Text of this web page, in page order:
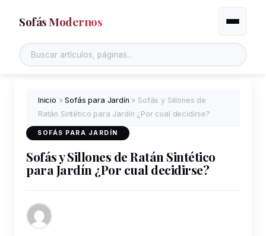
Sofás Modernos
Buscar en el sitio
Alternar
Inicio »Sofás para Jardín » Sofás y Sillones de
Ratán Sintético para Jardín ¿Por cual decidirse?
SOFÁS PARA JARDÍN
Sofás y Sillones de Ratán Sintético
para Jardín ¿Por cual decidirse?